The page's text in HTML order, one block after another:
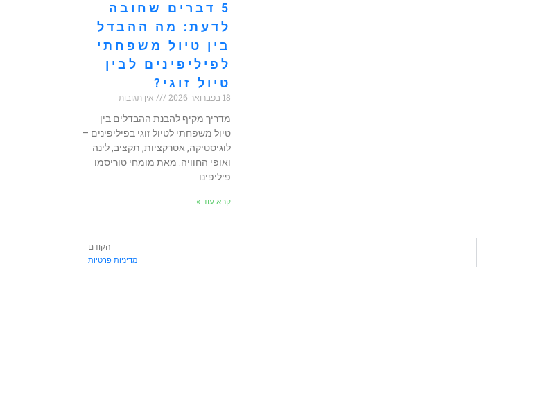
5 דברים שחובה
לדעת: מה ההבדל
בין טיול משפחתי
לפיליפינים לבין
טיול זוגי?
18 בפברואר 2026
אין תגובות
מדריך מקיף להבנת ההבדלים בין
טיול משפחתי לטיול זוגי בפיליפינים –
לוגיסטיקה, אטרקציות, תקציב, לינה
ואופי החוויה. מאת מומחי טוריסמו
פיליפינו.
קרא עוד »
הקודם
מדיניות פרטיות